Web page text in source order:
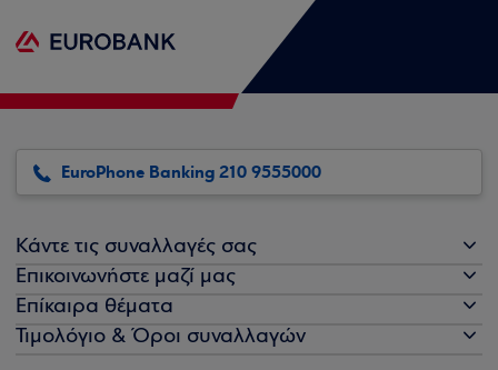
EuroPhone Banking 210 9555000
Κάντε τις συναλλαγές σας
Επικοινωνήστε μαζί μας
Επίκαιρα θέματα
Τιμολόγιο & Όροι συναλλαγών